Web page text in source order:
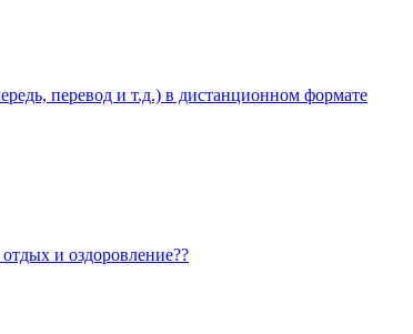
перевод и т.д.) в дистанционном формате
и оздоровление??